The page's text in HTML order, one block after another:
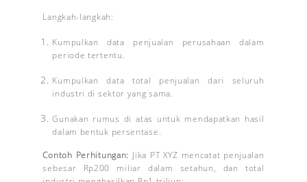
Langkah-langkah:
Kumpulkan data penjualan perusahaan dalam
periode tertentu.
Kumpulkan data total penjualan dari seluruh
industri di sektor yang sama.
Gunakan rumus di atas untuk mendapatkan hasil
dalam bentuk persentase.
Contoh Perhitungan: Jika PT XYZ mencatat penjualan
sebesar Rp200 miliar dalam setahun, dan total